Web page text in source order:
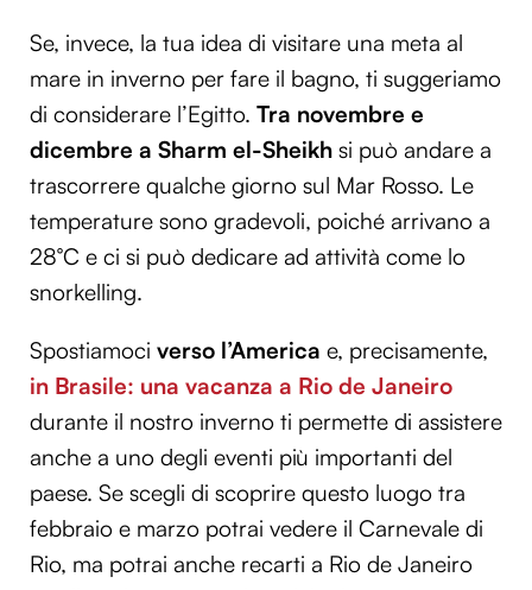
Se, invece, la tua idea di visitare una meta al
mare in inverno per fare il bagno, ti suggeriamo
di considerare l’Egitto. Tra novembre e
dicembre a Sharm el-Sheikh si può andare a
trascorrere qualche giorno sul Mar Rosso. Le
temperature sono gradevoli, poiché arrivano a
28°C e ci si può dedicare ad attività come lo
snorkelling.
Spostiamoci verso l’America e, precisamente,
in Brasile: una vacanza a Rio de Janeiro
durante il nostro inverno ti permette di assistere
anche a uno degli eventi più importanti del
paese. Se scegli di scoprire questo luogo tra
febbraio e marzo potrai vedere il Carnevale di
Rio, ma potrai anche recarti a Rio de Janeiro